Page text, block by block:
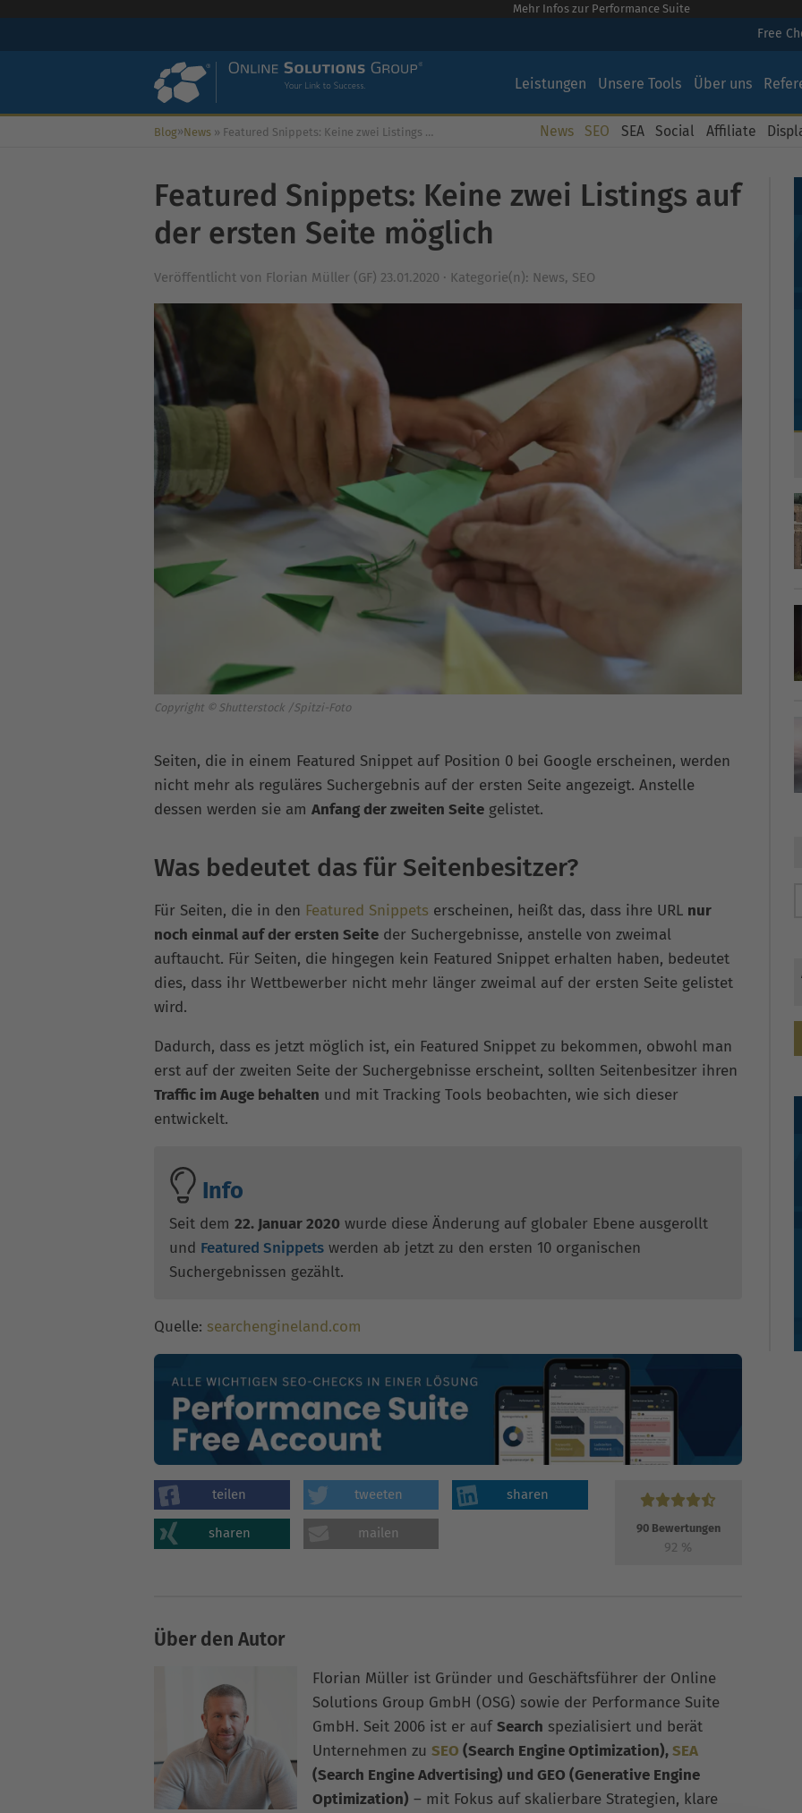
Mehr Infos zur Performance Suite
Free
Leistungen Unsere Tools Über uns
Blog»News » Featured Snippets: Keine zwei Listings auf der ersten Seite möglich News SEO SEA Social Affiliate
Featured Snippets: Keine zwei Listings auf
der ersten Seite möglich
Veröffentlicht von Florian Müller (GF) 23.01.2020 · Kategorie(n): News, SEO
Copyright © Shutterstock /Spitzi-Foto
Seiten, die in einem Featured Snippet auf Position 0 bei Google erscheinen, werden
nicht mehr als reguläres Suchergebnis auf der ersten Seite angezeigt. Anstelle
dessen werden sie am Anfang der zweiten Seite gelistet.
Was bedeutet das für Seitenbesitzer?
Für Seiten, die in den Featured Snippets erscheinen, heißt das, dass ihre URL nur
noch einmal auf der ersten Seite der Suchergebnisse, anstelle von zweimal
auftaucht. Für Seiten, die hingegen kein Featured Snippet erhalten haben, bedeutet
dies, dass ihr Wettbewerber nicht mehr länger zweimal auf der ersten Seite gelistet
wird.
Dadurch, dass es jetzt möglich ist, ein Featured Snippet zu bekommen, obwohl man
erst auf der zweiten Seite der Suchergebnisse erscheint, sollten Seitenbesitzer ihren
Traffic im Auge behalten und mit Tracking Tools beobachten, wie sich dieser
entwickelt.
Info
Seit dem 22. Januar 2020 wurde diese Änderung auf globaler Ebene ausgerollt
und Featured Snippets werden ab jetzt zu den ersten 10 organischen
Suchergebnissen gezählt.
Quelle: searchengineland.com
teilen tweeten sharen
sharen mailen 90Bewertungen
92 %
Über den Autor
Florian Müller ist Gründer und Geschäftsführer der Online
Solutions Group GmbH (OSG) sowie der Performance Suite
GmbH. Seit 2006 ist er aufSearch spezialisiert und berät
Unternehmen zu SEO (Search Engine Optimization),SEA
(Search Engine Advertising) und GEO (Generative Engine
Optimization) – mit Fokus auf skalierbare Strategien, klare